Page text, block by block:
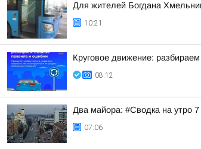
Для жителей Богдана
10:21
Круговое движение:
08:12
Два майора: #Сводка на утро 7
07:06